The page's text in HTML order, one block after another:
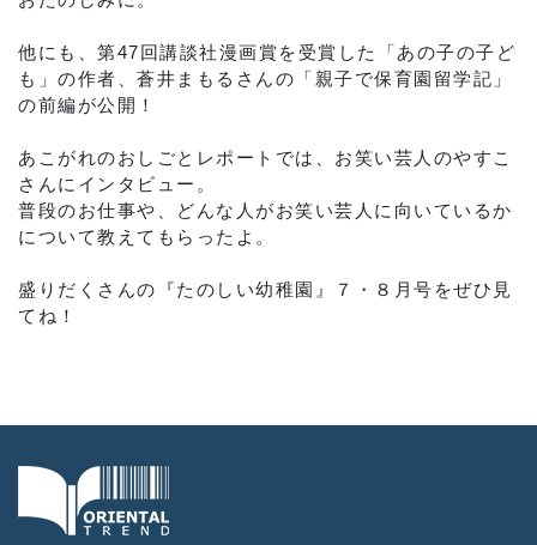
他にも、第47回講談社漫画賞を受賞した「あの子の子ど
も」の作者、蒼井まもるさんの「親子で保育園留学記」
の前編が公開！
あこがれのおしごとレポートでは、お笑い芸人のやすこ
さんにインタビュー。
普段のお仕事や、どんな人がお笑い芸人に向いているか
について教えてもらったよ。
盛りだくさんの『たのしい幼稚園』７・８月号をぜひ見
てね！